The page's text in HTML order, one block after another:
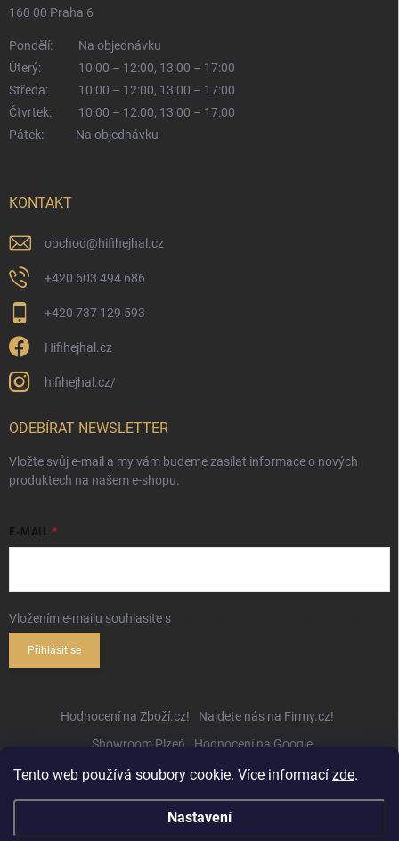
Tento web používá soubory cookie. Více informací zde.
Nastavení
160 00 Praha 6
Pondělí:
Na objednávku
Úterý:
10:00 – 12:00, 13:00 – 17:00
Středa:
10:00 – 12:00, 13:00 – 17:00
Čtvrtek:
10:00 – 12:00, 13:00 – 17:00
Pátek:
Na objednávku
KONTAKT
obchod@hifihejhal.cz
+420 603 494 686
+420 737 129 593
Hifihejhal.cz
hifihejhal.cz/
ODEBÍRAT NEWSLETTER
Vložte svůj e-mail a my vám budeme zasílat informace o nových
produktech na našem e-shopu.
E-MAIL
Vložením e-mailu souhlasíte s
Přihlásit se
Hodnocení na Zboží.cz!
Najdete nás na Firmy.cz!
Showroom Plzeň
Hodnocení na Google